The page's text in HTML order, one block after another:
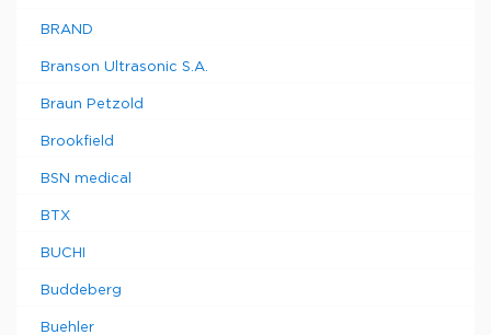
BRAND
Branson Ultrasonic S.A.
Braun Petzold
Brookfield
BSN medical
BTX
BUCHI
Buddeberg
Buehler